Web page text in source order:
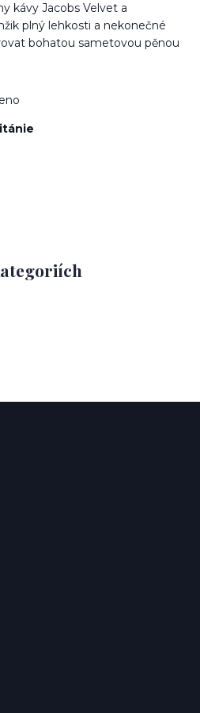
kávy Jacobs Velvet a
plný lehkosti a nekonečné
bohatou sametovou pěnou